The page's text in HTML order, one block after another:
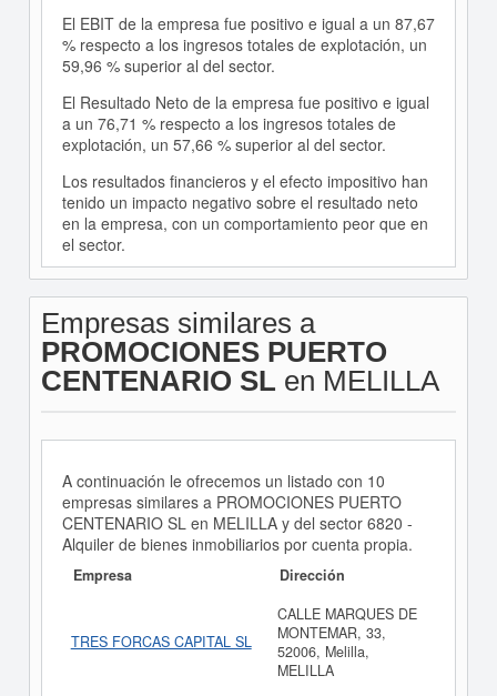
El EBIT de la empresa fue positivo e igual a un 87,67
% respecto a los ingresos totales de explotación, un
59,96 % superior al del sector.
El Resultado Neto de la empresa fue positivo e igual
a un 76,71 % respecto a los ingresos totales de
explotación, un 57,66 % superior al del sector.
Los resultados financieros y el efecto impositivo han
tenido un impacto negativo sobre el resultado neto
en la empresa, con un comportamiento peor que en
el sector.
Empresas similares a
PROMOCIONES PUERTO
CENTENARIO SL en MELILLA
A continuación le ofrecemos un listado con 10
empresas similares a PROMOCIONES PUERTO
CENTENARIO SL en MELILLA y del sector 6820 -
Alquiler de bienes inmobiliarios por cuenta propia.
Empresa Dirección
TRES FORCAS CAPITAL SL
CALLE MARQUES DE
MONTEMAR, 33,
52006, Melilla,
MELILLA